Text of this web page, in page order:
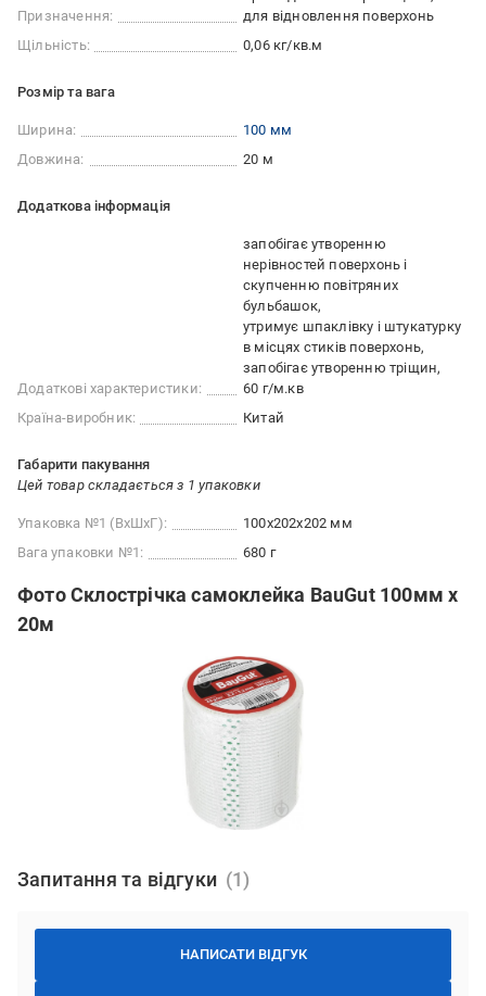
Призначення:
для відновлення поверхонь
Щільність:
0,06 кг/кв.м
Розмір та вага
Ширина:
100 мм
Довжина:
20 м
Додаткова інформація
Додаткові характеристики:
запобігає утворенню
нерівностей поверхонь і
скупченню повітряних
бульбашок
утримує шпаклівку і штукатурку
в місцях стиків поверхонь
запобігає утворенню тріщин
60 г/м.кв
Країна-виробник:
Китай
Габарити пакування
Цей товар складається з 1 упаковки
Упаковка №1 (ВхШхГ):
100x202x202 мм
Вага упаковки №1:
680 г
Фото Склострічка самоклейка BauGut 100мм х
20м
Запитання та відгуки
НАПИСАТИ ВІДГУК